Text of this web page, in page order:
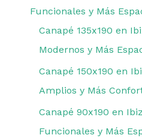
Funcionales y Más
Canapé 135x190 en
Modernos y Más
Canapé 150x190 en
Amplios y Más
Canapé 90x190 en
Funcionales y Más